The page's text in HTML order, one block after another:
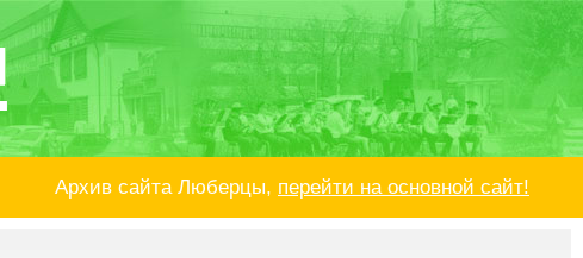
Архив сайта Люберцы, перейти на основной сайт!